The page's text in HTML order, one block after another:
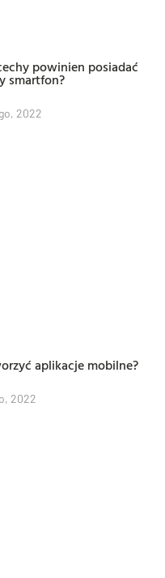
powinien posiadać
smartfon?
2022
aplikacje mobilne?
2022